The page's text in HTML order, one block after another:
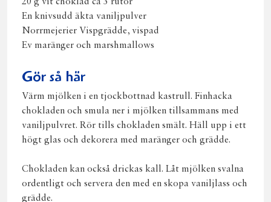
En knivsudd äkta vaniljpulver
Norrmejerier Vispgrädde, vispad
Ev maränger och marshmallows
Gör så här
Värm mjölken i en tjockbottnad kastrull. Finhacka
chokladen och smula ner i mjölken tillsammans med
vaniljpulvret. Rör tills chokladen smält. Häll upp i ett
högt glas och dekorera med maränger och grädde.
Chokladen kan också drickas kall. Låt mjölken svalna
ordentligt och servera den med en skopa vaniljlass och
grädde.